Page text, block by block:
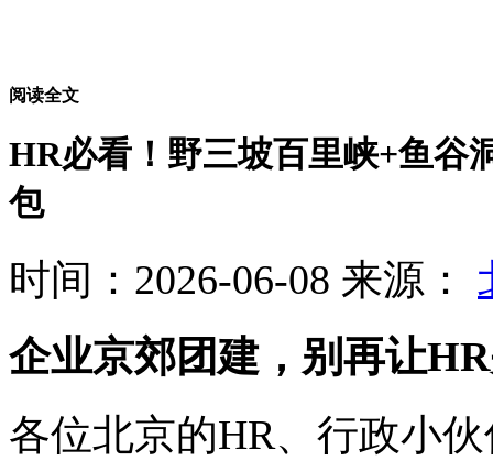
阅读全文
HR必看！野三坡百里峡+鱼谷
包
时间：2026-06-08 来源：
企业京郊团建，别再让
各位北京的HR、行政小